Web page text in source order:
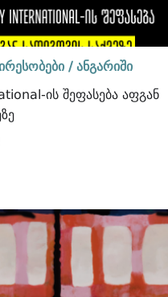
/ ანგარიში
ის შეფასება აფგან